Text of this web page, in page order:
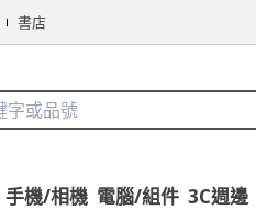
書店
手機/相機 電腦/組件 3C週邊